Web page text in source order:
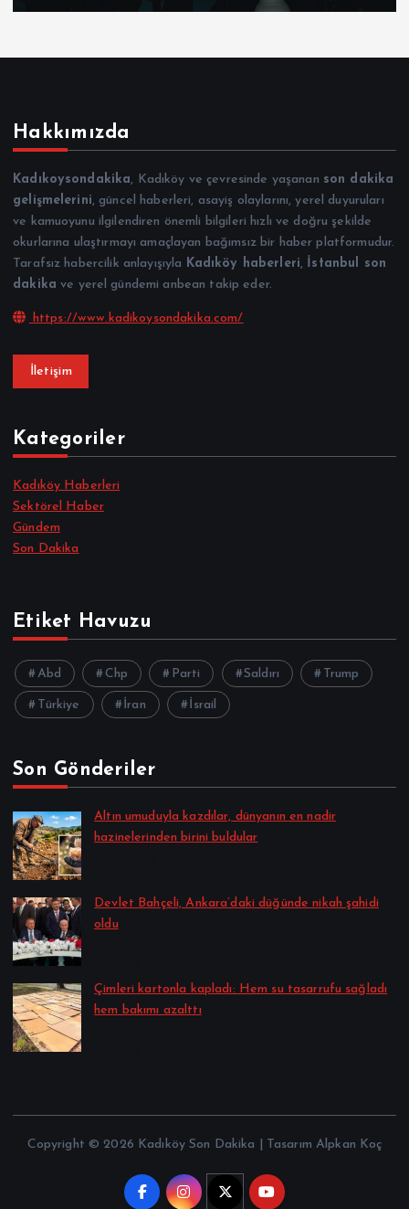
Hakkımızda
Kadıkoysondakika, Kadıköy ve çevresinde yaşanan son dakika
gelişmelerini, güncel haberleri, asayiş olaylarını, yerel duyuruları
ve kamuoyunu ilgilendiren önemli bilgileri hızlı ve doğru şekilde
okurlarına ulaştırmayı amaçlayan bağımsız bir haber platformudur.
Tarafsız habercilik anlayışıyla Kadıköy haberleri, İstanbul son
dakika ve yerel gündemi anbean takip eder.
https://www.kadikoysondakika.com/
İletişim
Kategoriler
Kadıköy Haberleri
Sektörel Haber
Gündem
Son Dakika
Etiket Havuzu
Abd Chp Parti Saldırı Trump
Türkiye İran İsrail
Son Gönderiler
Altın umuduyla kazdılar, dünyanın en nadir
hazinelerinden birini buldular
Devlet Bahçeli, Ankara’daki düğünde nikah şahidi
oldu
Çimleri kartonla kapladı: Hem su tasarrufu sağladı
hem bakımı azalttı
Copyright © 2026 Kadıköy Son Dakika | Tasarım Alpkan Koç